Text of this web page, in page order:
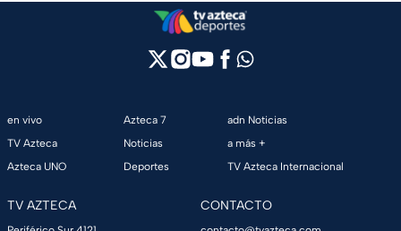
en vivo
TV Azteca
Azteca UNO
Azteca 7
Noticias
Deportes
adn Noticias
a más +
TV Azteca Internacional
TV AZTECA CONTACTO